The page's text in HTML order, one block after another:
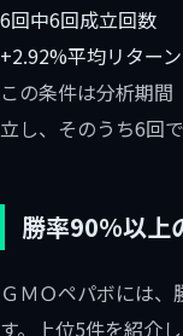
6回中6回成立回数
+2.92%平均リターン
この条件は分析期
立し、そのうち6回
勝率90%以上
ＧＭＯペパボには
す。上位5件を紹介し